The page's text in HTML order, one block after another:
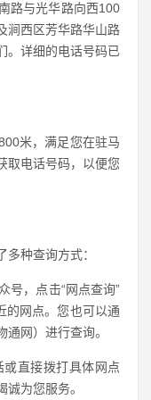
路与光华路向西100
涧西区芳华路华山路
。详细的电话号码已
米，满足您在驻马
取电话号码，以便您
种查询方式：
号，点击“网点查询”
的网点。您也可以通
网）进行查询。
直接拨打具体网点
为您服务。